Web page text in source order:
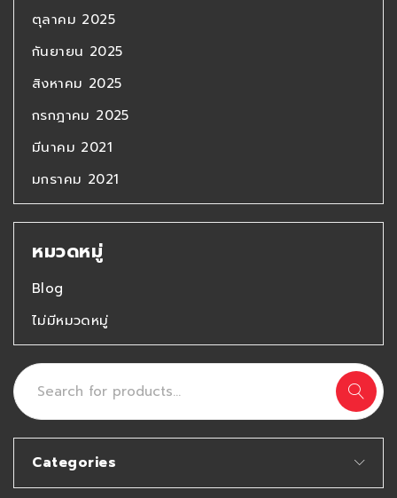
ตุลาคม 2025
กันยายน 2025
สิงหาคม 2025
กรกฎาคม 2025
มีนาคม 2021
มกราคม 2021
หมวดหมู่
Blog
ไม่มีหมวดหมู่
Categories